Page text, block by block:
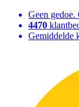
Geen gedoe.
4470
Gemiddelde